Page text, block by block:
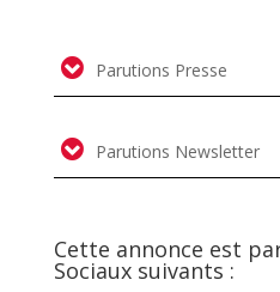
Parutions Presse
Parutions Newsletter
Cette annonce est
Sociaux suivants :